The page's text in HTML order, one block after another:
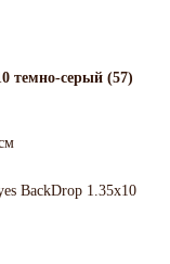
темно-серый (57)
BackDrop 1.35x10